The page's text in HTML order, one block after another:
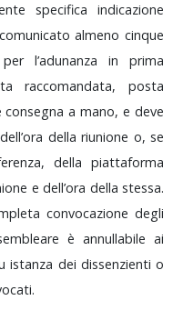
specifica indicazione
comunicatoalmenocinque
per l’adunanza in prima
raccomandata,posta
consegnaamano,edeve
dell’ora dellariunione o,se
dellapiattaforma
e dell’ora della stessa.
convocazione degli
èannullabileai
istanza dei dissenzientio